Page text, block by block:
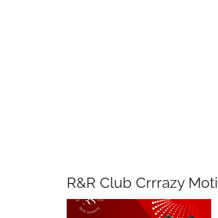
R&R Club Crrrazy